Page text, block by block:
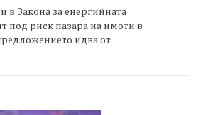
Закона за енергийната
под риск пазара на имоти в
идва от